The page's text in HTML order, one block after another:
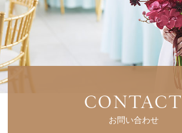
CONTACT
お問い合わせ